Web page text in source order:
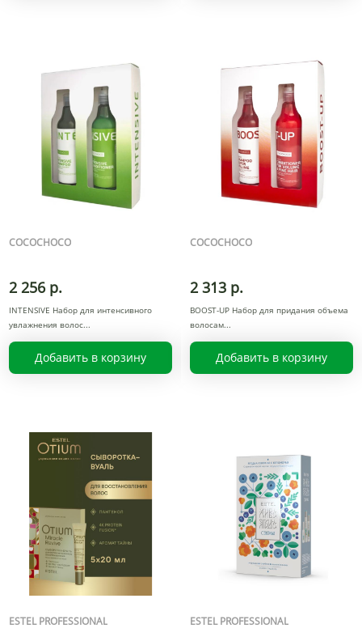
COCOCHOCO
2 256 р.
INTENSIVE Набор для интенсивного
увлажнения волос
Добавить в корзину
COCOCHOCO
2 313 р.
BOOST-UP Набор для придания объема
волосам
Добавить в корзину
ESTEL PROFESSIONAL ESTEL PROFESSIONAL